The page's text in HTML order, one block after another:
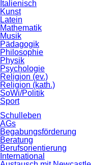
Italienisch
Kunst
Latein
Mathematik
Musik
Pädagogik
Philosophie
Physik
Psychologie
Religion (ev.)
Religion (kath.)
SoWi/Politik
Sport
Schulleben
AGs
Begabungsförderung
Beratung
Berufsorientierung
International